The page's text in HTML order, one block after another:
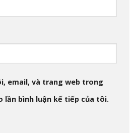
email, và trang web trong
lần bình luận kế tiếp của tôi.